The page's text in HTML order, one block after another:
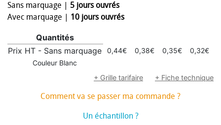
naturelles et réduire les émissions polluantes.
Sans marquage | 5 jours ouvrés
Avec marquage | 10 jours ouvrés
Quantités
Prix HT - Sans marquage
0,44€ 0,38€ 0,35€ 0,32€
Couleur Blanc
+ Grille tarifaire
+ Fiche technique
Comment va se passer ma commande ?
Un échantillon ?